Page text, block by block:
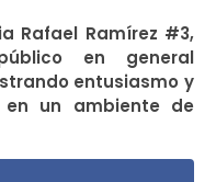
Rafael Ramírez #3,
en general
entusiasmo y
un ambiente de